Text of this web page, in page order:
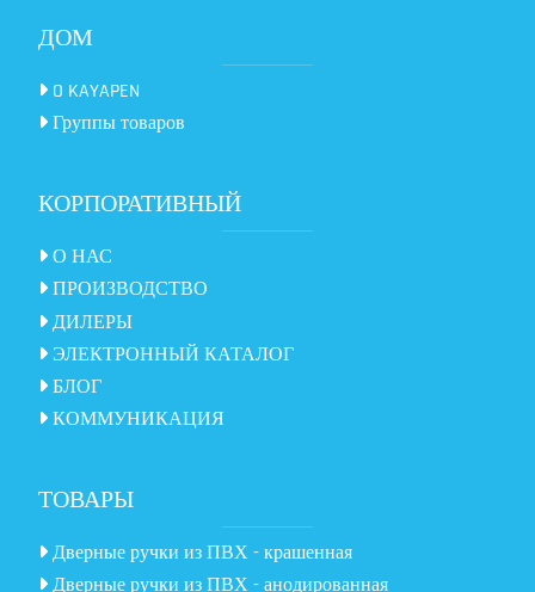
ДОМ
O KAYAPEN
Группы товаров
КОРПОРАТИВНЫЙ
О НАС
ПРОИЗВОДСТВО
ДИЛЕРЫ
ЭЛЕКТРОННЫЙ КАТАЛОГ
БЛОГ
КОММУНИКАЦИЯ
ТОВАРЫ
Дверные ручки из ПВХ - крашенная
Дверные ручки из ПВХ - анодированная